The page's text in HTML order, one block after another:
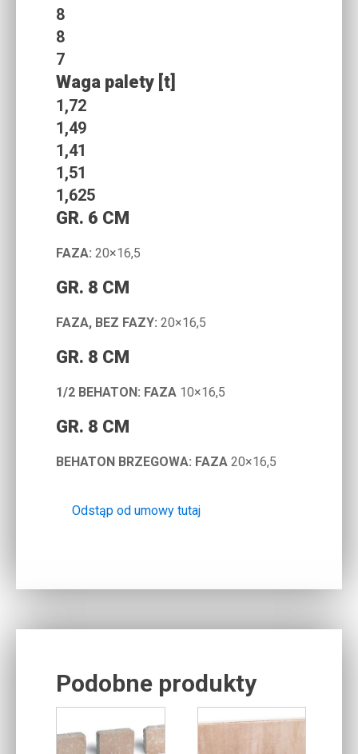
8
8
7
Waga palety [t]
1,72
1,49
1,41
1,51
1,625
GR. 6 CM
FAZA: 20×16,5
GR. 8 CM
FAZA, BEZ FAZY: 20×16,5
GR. 8 CM
1/2 BEHATON: FAZA 10×16,5
GR. 8 CM
BEHATON BRZEGOWA: FAZA 20×16,5
Odstąp od umowy tutaj
Podobne produkty